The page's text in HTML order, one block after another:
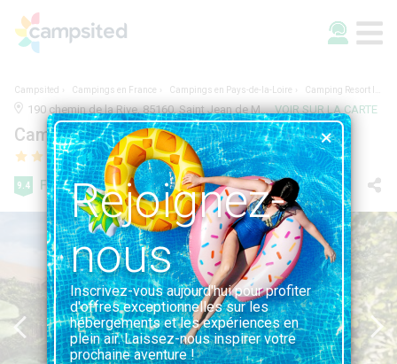
Campsited Campings en France Campings en Pays-de-la-Loire Camping Resort la Forêt
190 chemin de la Rive, 85160, Saint Jean de Monts, France | 5.9KM DE SAINT JEAN DE MONTS VOIR SUR LA CARTE
Camping Resort la Forêt
9.4 Fabuleuse 380 avis
Rejoignez-
nous
Inscrivez-vous aujourd'hui pour profiter
d'offres exceptionnelles sur les
hébergements et les expériences en
plein air. Laissez-nous inspirer votre
prochaine aventure !